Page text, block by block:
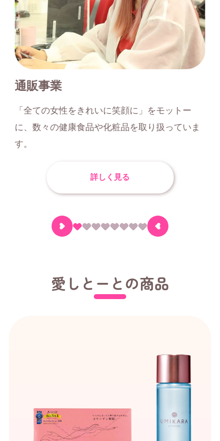
通販事業
「全ての女性をきれいに笑顔に」をモットー
に、数々の健康食品や化粧品を取り扱っていま
す。
詳しく見る
愛しとーとの商品